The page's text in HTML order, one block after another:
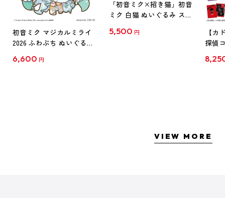
初音ミク マジカルミライ
2026 ふわぷち ぬいぐるみ
6,600 円
「初音ミク×招き猫」初音
ミク 白猫 ぬいぐるみ スタ
5,500 円
【カ
探偵
クリ
VIEW MORE